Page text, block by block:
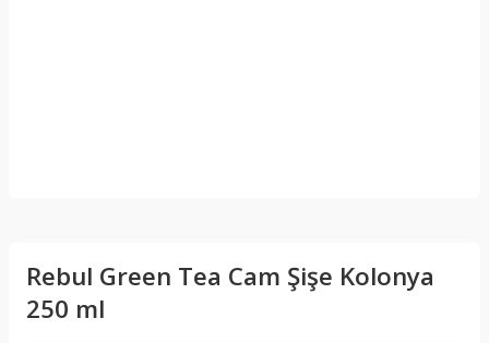
Rebul Green Tea Cam Şişe Kolonya
250 ml